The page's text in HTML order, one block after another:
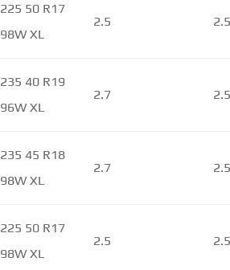
225 50 R17
98W XL
2.5
235 40 R19
96W XL
2.7
235 45 R18
98W XL
2.7
225 50 R17
98W XL
2.5